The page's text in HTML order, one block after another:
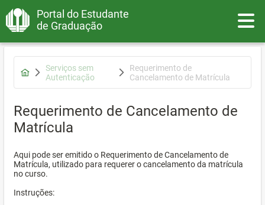
Portal do Estudante
de Graduação
Serviços sem
Autenticação
Requerimento de
Cancelamento de Matrícula
Requerimento de Cancelamento de
Matrícula
Aqui pode ser emitido o Requerimento de Cancelamento de
Matrícula, utilizado para requerer o cancelamento da matrícula
no curso.
Instruções: